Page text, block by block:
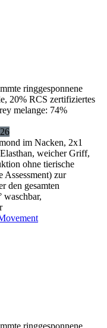
ringgesponnene
20% RCS zertifiziertes
melange: 74%
im Nacken, 2x1
weicher Griff,
ohne tierische
zur
den gesamten
waschbar,
ringgesponnene